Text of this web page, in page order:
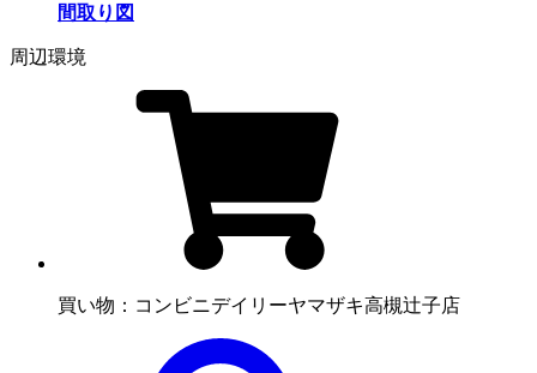
間取り図
周辺環境
買い物：コンビニデイリーヤマザキ高槻辻子店